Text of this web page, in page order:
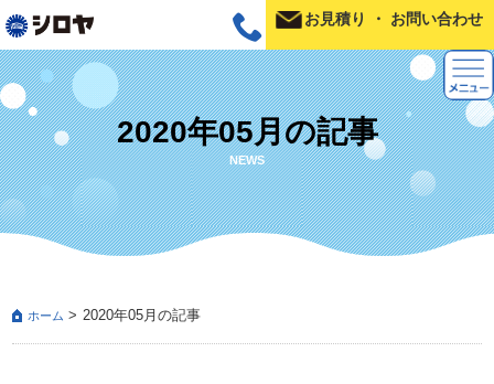
お見積り ・ お問い合わせ
2020年05月の記事
NEWS
ホーム 2020年05月の記事